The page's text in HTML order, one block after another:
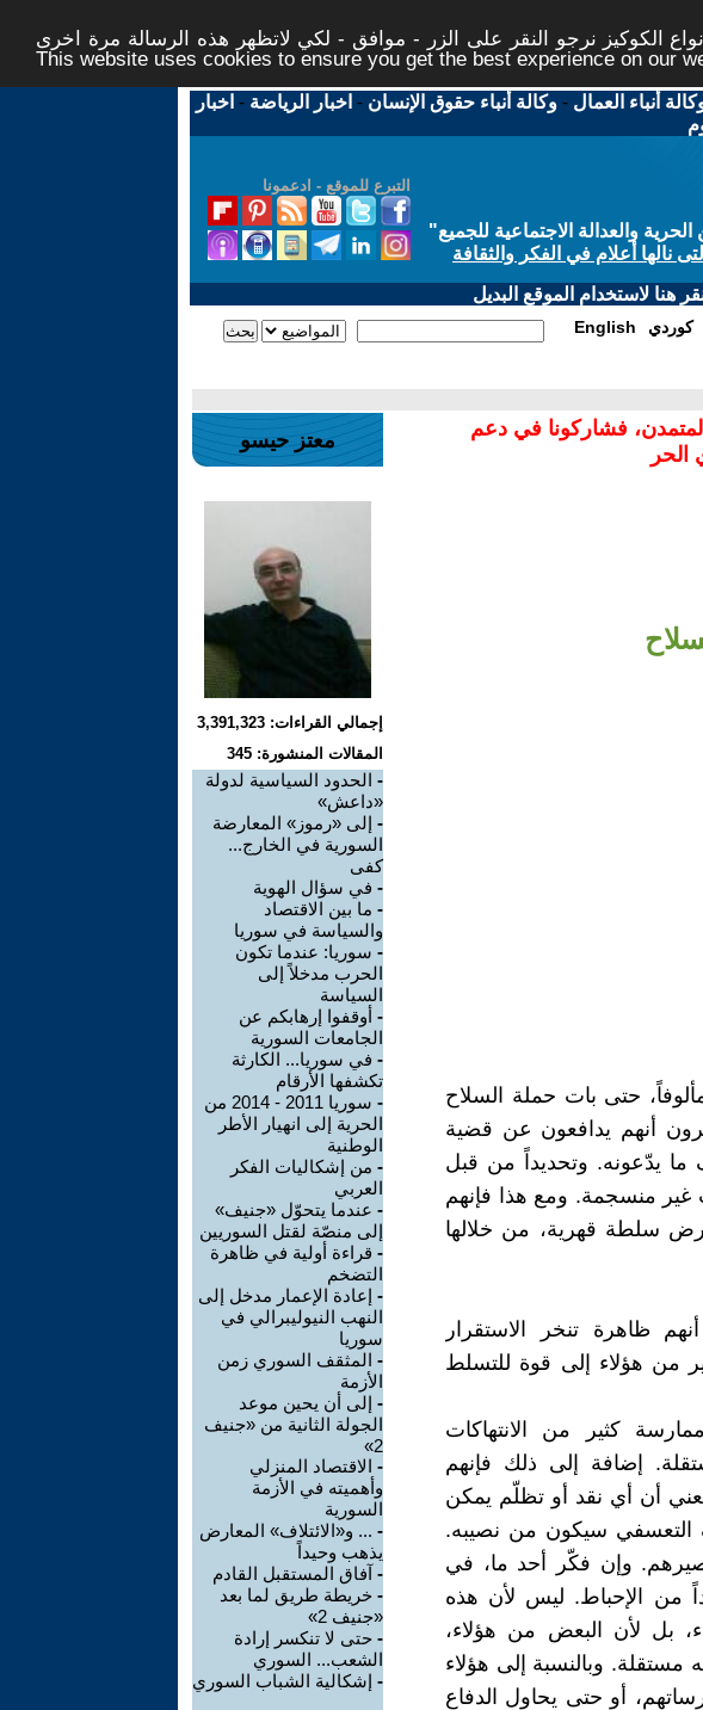
الكوكيز نرجو النقر على الزر - موافق - لكي لاتظهر هذه الرسالة مرة اخرى -
This website uses cookies to ensure you get the best experience on our
أنباء العمال -وكالة أنباء حقوق الإنسان - اخبار الرياضة - اخبار
التبرع للموقع - ادعمونا
والعدالة الاجتماعية للجميع"
نالها أعلام في الفكر والثقافة
هنا لاستخدام الموقع البديل
English كوردي
فشاركونا في دعم
الحر
حتى بات حملة السلاح
أنهم يدافعون عن قضية
ما يدّعونه. وتحديداً من قبل
غير منسجمة. ومع هذا فإنهم
سلطة قهرية، من خلالها
ظاهرة تنخر الاستقرار
من هؤلاء إلى قوة للتسلط
كثير من الانتهاكات
إضافة إلى ذلك فإنهم
أن أي نقد أو تظلّم يمكن
التعسفي سيكون من نصيبه.
وإن فكّر أحد ما، في
من الإحباط. ليس لأن هذه
بل لأن البعض من هؤلاء،
مستقلة. وبالنسبة إلى هؤلاء
أو حتى يحاول الدفاع
معتز حيسو
إجمالي القراءات: 3,391,323
المقالات المنشورة: 345
- الحدود السياسية لدولة
«داعش»
- إلى «رموز» المعارضة
السورية في الخارج...
كفى
- في سؤال الهوية
- ما بين الاقتصاد
والسياسة في سوريا
- سوريا: عندما تكون
الحرب مدخلاً إلى
السياسة
- أوقفوا إرهابكم عن
الجامعات السورية
- في سوريا... الكارثة
تكشفها الأرقام
-
سوريا 2011 - 2014 من
الحرية إلى انهيار الأطر
الوطنية
- من إشكاليات الفكر
العربي
- عندما يتحوّل «جنيف»
إلى منصّة لقتل السوريين
- قراءة أولية في ظاهرة
التضخم
- إعادة الإعمار مدخل إلى
النهب النيوليبرالي في
سوريا
- المثقف السوري زمن
الأزمة
- إلى أن يحين موعد
الجولة الثانية من «جنيف
2»
- الاقتصاد المنزلي
وأهميته في الأزمة
السورية
- ... و«الائتلاف» المعارض
يذهب وحيداً
- آفاق المستقبل القادم
- خريطة طريق لما بعد
«جنيف 2»
- حتى لا تنكسر إرادة
الشعب... السوري
- إشكالية الشباب السوري